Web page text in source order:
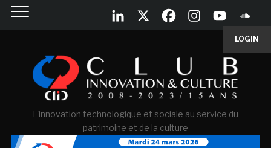
LOGIN
L'innovation technologique et sociale au service du
patrimoine et de la culture